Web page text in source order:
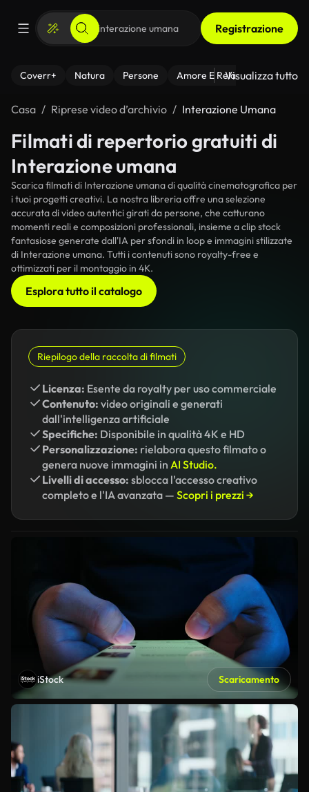
Registrazione
Coverr+ Natura Persone Amore E Relazioni Il
Visualizza tutto
Casa Riprese video d’archivio Interazione Umana
Filmati di repertorio gratuiti di
Interazione umana
Scarica filmati di Interazione umana di qualità cinematografica per
i tuoi progetti creativi. La nostra libreria offre una selezione
accurata di video autentici girati da persone, che catturano
momenti reali e composizioni professionali, insieme a clip stock
fantasiose generate dall'IA per sfondi in loop e immagini stilizzate
di Interazione umana. Tutti i contenuti sono royalty-free e
ottimizzati per il montaggio in 4K.
Esplora tutto il catalogo
Riepilogo della raccolta di filmati
Licenza: Esente da royalty per uso commerciale
Contenuto: video originali e generati
dall'intelligenza artificiale
Specifiche: Disponibile in qualità 4K e HD
Personalizzazione: rielabora questo filmato o
genera nuove immagini in AI Studio.
Livelli di accesso: sblocca l'accesso creativo
completo e l'IA avanzata — Scopri i prezzi →
iStock Scaricamento